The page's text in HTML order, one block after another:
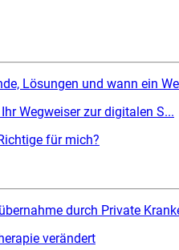
Lösungen und wann ein
Wegweiser zur digitalen S...
für mich?
durch Private
verändert